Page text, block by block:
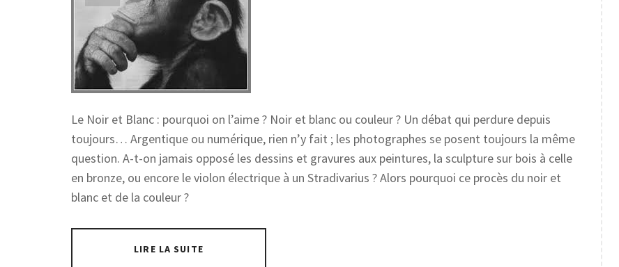
Le Noir et Blanc : pourquoi on l’aime ? Noir et blanc ou couleur ? Un débat qui perdure depuis
toujours… Argentique ou numérique, rien n’y fait ; les photographes se posent toujours la même
question. A-t-on jamais opposé les dessins et gravures aux peintures, la sculpture sur bois à celle
en bronze, ou encore le violon électrique à un Stradivarius ? Alors pourquoi ce procès du noir et
blanc et de la couleur ?
LIRE LA SUITE